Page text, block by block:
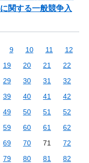
関する一般競争入
9 10 11
12
19 20 21
22
29 30 31
32
39 40 41
42
49 50 51
52
59 60 61
62
69 70 71
72
79 80 81
82